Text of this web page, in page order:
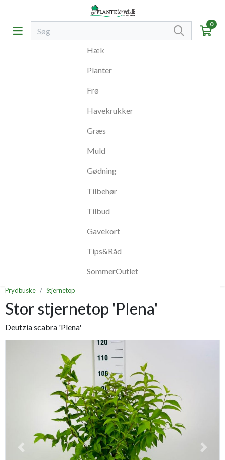
0
Hæk
Planter
Frø
Havekrukker
Græs
Muld
Gødning
Tilbehør
Tilbud
Gavekort
Tips&Råd
SommerOutlet
Prydbuske Stjernetop
Stor stjernetop 'Plena'
Deutzia scabra 'Plena'
Previous Next